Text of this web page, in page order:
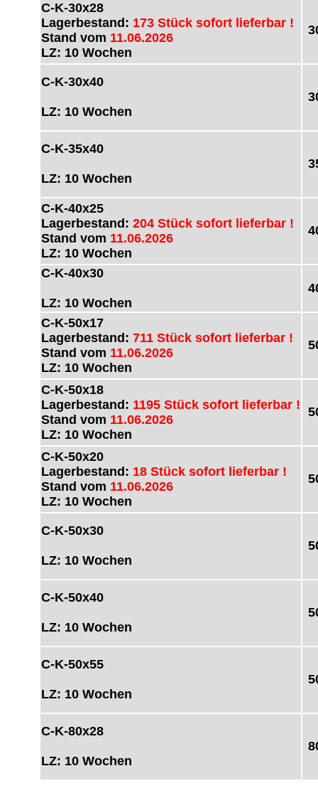
C-K-30x28
Lagerbestand: 173 Stück sofort lieferbar !
Stand vom 11.06.2026
LZ: 10 Wochen
C-K-30x40
LZ: 10 Wochen
C-K-35x40
LZ: 10 Wochen
C-K-40x25
Lagerbestand: 204 Stück sofort lieferbar !
Stand vom 11.06.2026
LZ: 10 Wochen
C-K-40x30
LZ: 10 Wochen
C-K-50x17
Lagerbestand: 711 Stück sofort lieferbar !
Stand vom 11.06.2026
LZ: 10 Wochen
C-K-50x18
Lagerbestand: 1195 Stück sofort lieferbar !
Stand vom 11.06.2026
LZ: 10 Wochen
C-K-50x20
Lagerbestand: 18 Stück sofort lieferbar !
Stand vom 11.06.2026
LZ: 10 Wochen
C-K-50x30
LZ: 10 Wochen
C-K-50x40
LZ: 10 Wochen
C-K-50x55
LZ: 10 Wochen
C-K-80x28
LZ: 10 Wochen